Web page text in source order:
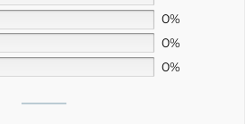
0%
0%
0%